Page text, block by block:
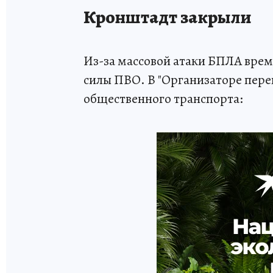
Кронштадт закрыли
Из-за массовой атаки БПЛА
силы ПВО. В "Организаторе
общественного транспорта: